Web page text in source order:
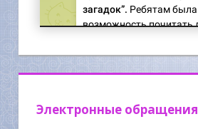
Электронные обращения